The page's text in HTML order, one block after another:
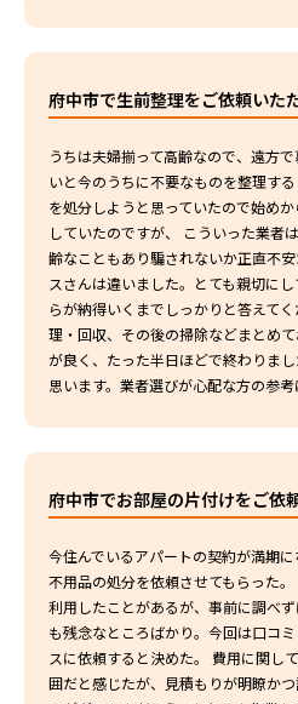
府中市で生前整理をご依頼いた
うちは夫婦揃って高齢なので、遠方
いと今のうちに不要なものを整理す
を処分しようと思っていたので始め
していたのですが、 こういった業者
齢なこともあり騙されないか正直不
スさんは違いました。とても親切に
らが納得いくまでしっかりと答えて
理・回収、その後の掃除などまとめ
が良く、たった半日ほどで終わりま
思います。業者選びが心配な方の参考
府中市でお部屋の片付けをご依
今住んでいるアパートの契約が満期
不用品の処分を依頼させてもらった
利用したことがあるが、事前に調べ
も残念なところばかり。今回は口コ
スに依頼すると決めた。 費用に関し
囲だと感じたが、見積もりが明瞭か